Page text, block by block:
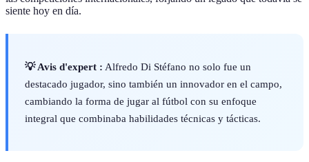
siente hoy en día.
💡 Avis d'expert : Alfredo Di Stéfano no solo fue un
destacado jugador, sino también un innovador en el campo,
cambiando la forma de jugar al fútbol con su enfoque
integral que combinaba habilidades técnicas y tácticas.